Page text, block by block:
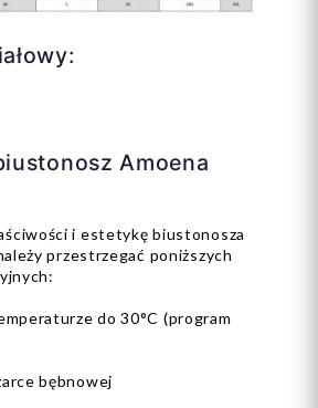
Amoena
i estetykę biustonosza
przestrzegać poniższych
do 30°C (program
bębnowej